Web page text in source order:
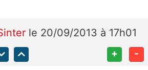
le 20/09/2013 à 17h01
+ -